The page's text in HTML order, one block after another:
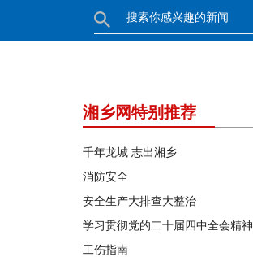
湘乡网特别推荐
千年龙城 志出湘乡
消防安全
安全生产大排查大整治
学习贯彻党的二十届四中全会精神
工伤指南